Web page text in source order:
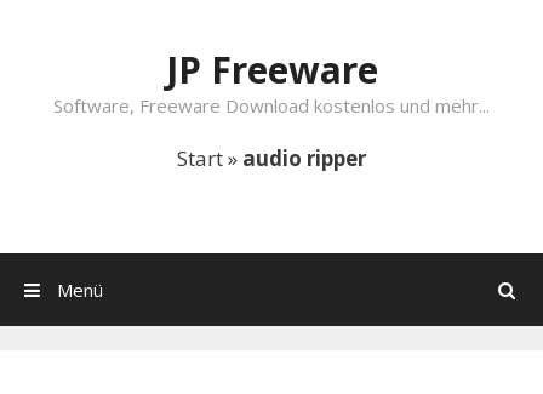
JP Freeware
Software, Freeware Download kostenlos und mehr...
Start» audio ripper
Suchen
Menü